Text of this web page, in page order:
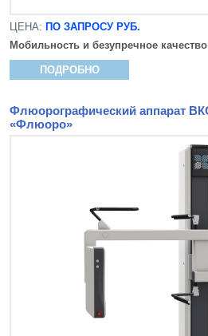
ЦЕНА: ПО ЗАПРОСУ РУБ.
Мобильность и безупречное
ПОДРОБНО
Флюорографический аппарат
«Флюоро»